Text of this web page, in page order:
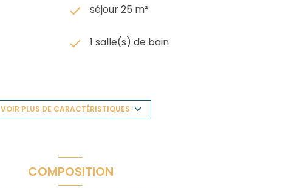
séjour 25 m²
1 salle(s) de bain
Chauffage individuel : radiateur (gaz)
2 niveau(x)
VOIR PLUS DE CARACTÉRISTIQUES
COMPOSITION